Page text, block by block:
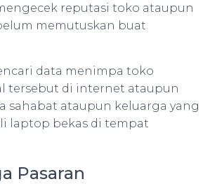
reputasi toko ataupun
memutuskan buat
data menimpa toko
tersebut di internet ataupun
sahabat ataupun keluarga yang
laptop bekas di tempat
Pasaran